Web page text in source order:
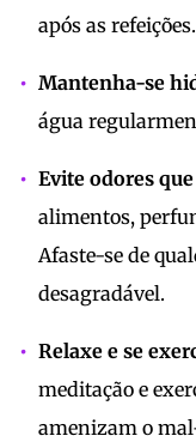
após as refeições.
Mantenha-se
água
Evite odores
alimentos,
Afaste-se de
desagradável.
Relaxe e se
meditação e
amenizam o